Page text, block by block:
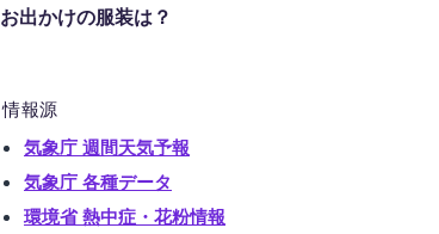
お出かけの服装は？
情報源
気象庁 週間天気予報
気象庁 各種データ
環境省 熱中症・花粉情報